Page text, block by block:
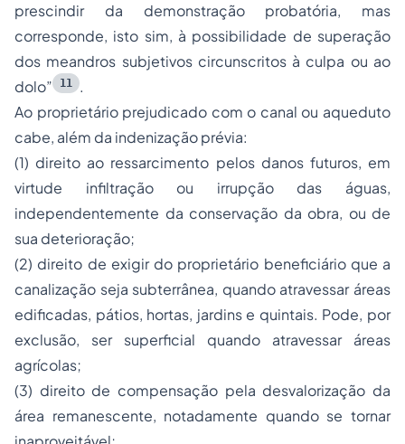
prescindir da demonstração probatória, mas
corresponde, isto sim, à possibilidade de superação
dos meandros subjetivos circunscritos à culpa ou ao
dolo”
11
.
Ao proprietário prejudicado com o canal ou aqueduto
cabe, além da indenização prévia:
(1) direito ao ressarcimento pelos danos futuros, em
virtude infiltração ou irrupção das águas,
independentemente da conservação da obra, ou de
sua deterioração;
(2) direito de exigir do proprietário beneficiário que a
canalização seja subterrânea, quando atravessar áreas
edificadas, pátios, hortas, jardins e quintais. Pode, por
exclusão, ser superficial quando atravessar áreas
agrícolas;
(3) direito de compensação pela desvalorização da
área remanescente, notadamente quando se tornar